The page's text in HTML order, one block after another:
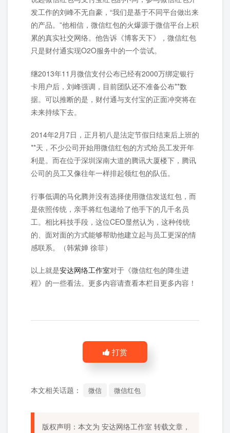
发工作的刘峰不无自豪，“我们是基于不同平台做出来
的产品。”他相信，微信红包的火爆源于微信平台上积
累的真实社交网络。他告诉《博客天下》，微信红包
只是财付通实现O2O服务中的一个尝试。
继2013年11月微信支付公布已经有2000万绑定银行
卡用户后，刘峰强调，目前团队还不准备公布**数
据。可以推断的是，财付通与支付宝的正面冲突将在
未来持续下去。
2014年2月7日，正月初八是法定节假日结束后上班的
**天，不少公司开始用微信红包的方式给员工发开年
利是。而在位于深圳深南大道的腾讯大厦楼下，腾讯
公司的员工又像往年一样排起领红包的队伍。
行事低调的马化腾并没有选择使用微信发送红包，而
是依照传统，亲手将红包递给了他手下的几千名员
工。相比科技手段，这位CEO显然认为，这种传统
的、面对面的方式能够帮助他建立起与员工更深的情
感联系。（韩紫婵 徐菲）
以上就是安达网络工作室对于《微信红包的降生进
程》的一些看法。更多内容请查看本栏目更多内容！
打赏
本文相关话题： 微信 微信红包
版权声明：本文为 安达网络工作室 转载文章，